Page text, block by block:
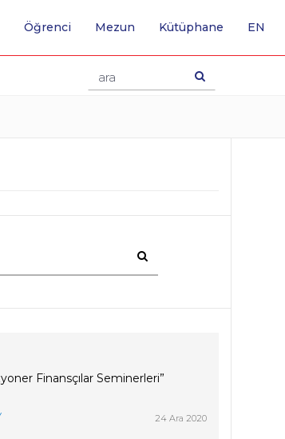
Öğrenci Mezun Kütüphane EN
Finansçılar Seminerleri”
24 Ara 2020